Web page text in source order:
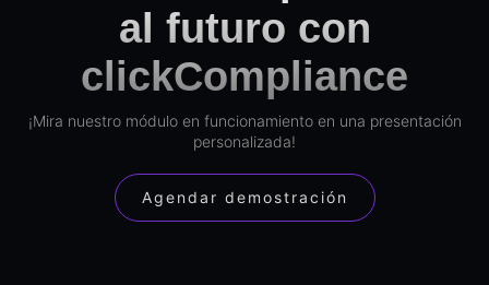
al futuro con
clickCompliance
¡Mira nuestro módulo en funcionamiento en una presentación
personalizada!
Agendar demostración